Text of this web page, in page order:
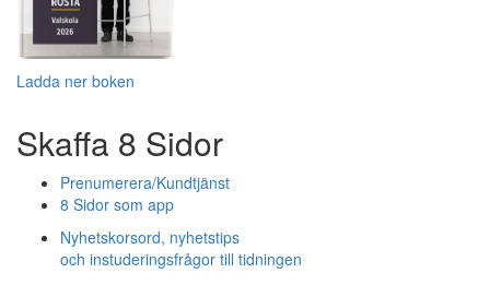
Ladda ner boken
Skaffa 8 Sidor
Prenumerera/Kundtjänst
8 Sidor som app
Nyhetskorsord, nyhetstips
och instuderingsfrågor till tidningen